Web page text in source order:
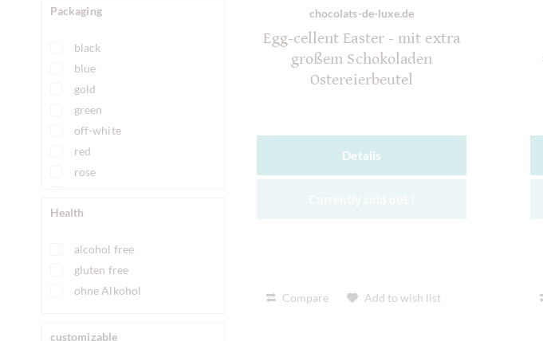
Packaging
black
blue
gold
green
off-white
red
rose
turquoise
Health
alcohol free
gluten free
ohne Alkohol
customizable
chocolats-de-luxe.de
Egg-cellent Easter - mit extra
großem Schokoladen
Ostereierbeutel
Details
Compare Add to wish list